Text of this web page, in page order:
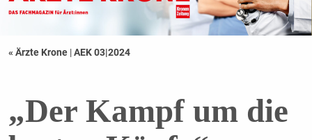
« Ärzte Krone |AEK 03|2024
„Der Kampf um die